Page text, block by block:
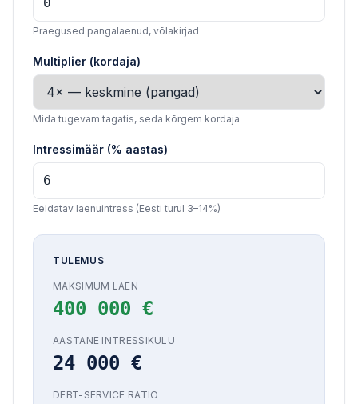
Praegused pangalaenud, võlakirjad
Multiplier (kordaja)
Mida tugevam tagatis, seda kõrgem kordaja
Intressimäär (% aastas)
Eeldatav laenuintress (Eesti turul 3–14%)
TULEMUS
MAKSIMUM LAEN
400 000 €
AASTANE INTRESSIKULU
24 000 €
DEBT-SERVICE RATIO